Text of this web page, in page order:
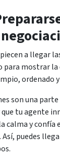
a llegar
mostrar la
ordenado
son una
que tu agente
calma y confía
puedes